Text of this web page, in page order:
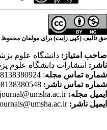
حق تالیف (کپی رایت) برای مولفان
صاحب امتیاز: دانشگاه علوم
ناشر: انتشارات دانشگاه علوم
شماره تماس مجله: 08138380924
شماره تماس ناشر:
ایمیل مجله: s_journal@umsha.ac.ir
ایمیل ناشر: journals@umsha.ac.ir